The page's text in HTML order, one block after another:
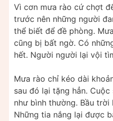
Vì cơn mưa rào cứ chợt
trước nên những người
thể biết để đề phòng.
cũng bị bất ngờ. Có
hết. Người người lại vội
Mưa rào chỉ kéo dài
sau đó lại tặng hẳn.
như bình thường. Bầu trời
Những tia nắng lại được